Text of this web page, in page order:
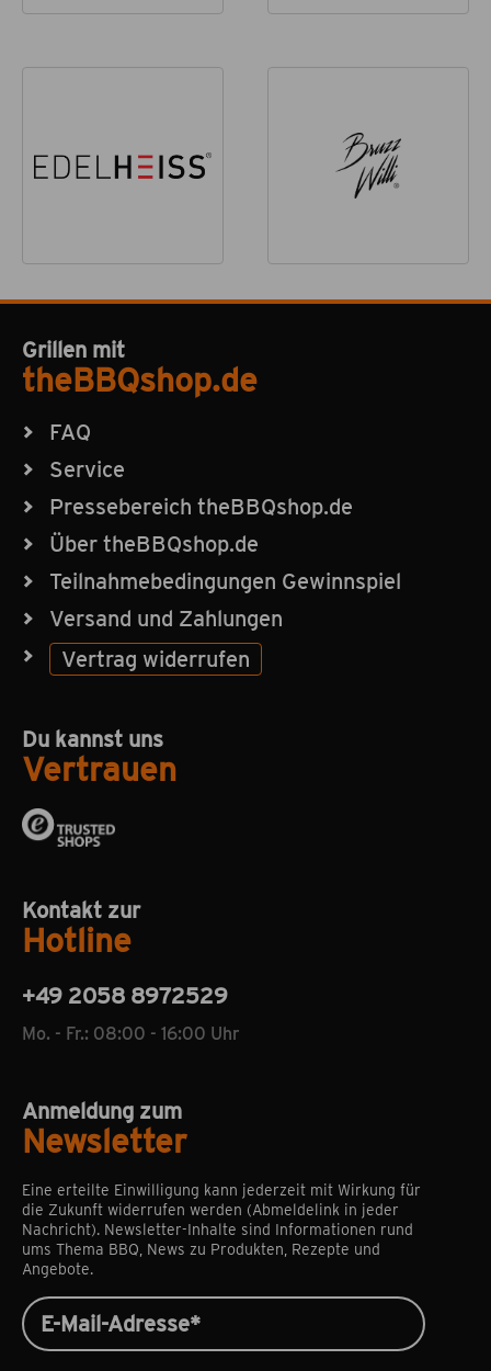
Grillen mit
theBBQshop.de
FAQ
Service
Pressebereich theBBQshop.de
Über theBBQshop.de
Teilnahmebedingungen Gewinnspiel
Versand und Zahlungen
Vertrag widerrufen
Du kannst uns
Vertrauen
Kontakt zur
Hotline
+49 2058 8972529
Mo. - Fr.: 08:00 - 16:00 Uhr
Anmeldung zum
Newsletter
Eine erteilte Einwilligung kann jederzeit mit Wirkung für
die Zukunft widerrufen werden (Abmeldelink in jeder
Nachricht). Newsletter-Inhalte sind Informationen rund
ums Thema BBQ, News zu Produkten, Rezepte und
Angebote.